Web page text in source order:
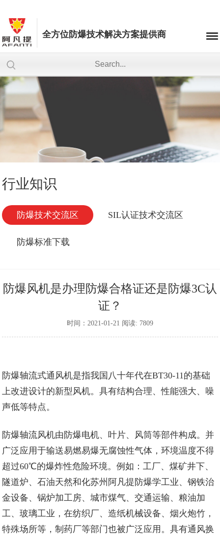
全方位防爆技术解决方案提供商
行业知识
防爆技术交流区 SIL认证技术交流区
防爆标准下载
防爆风机是办理防爆合格证还是防爆3C认
证？
时间：2021-01-21 阅读: 7809
防爆轴流式通风机是指我国八十年代在BT30-11的基础
上改进设计的新型风机。具有结构合理、性能强大、噪
声低等特点。
防爆轴流风机由防爆电机、叶片、风筒等部件构成。并
广泛应用于输送易燃易爆无腐蚀性气体，环境温度不得
超过60℃的爆炸性危险环境。例如：工厂、煤矿井下、
隧道炉、石油天然和化苏州阿凡提防爆学工业、钢铁治
金设备、锅炉加工房、城市煤气、交通运输、粮油加
工、玻璃工业，在纺织厂、造纸机械设备、烟火炮竹，
特殊场所等，制药厂等部门也被广泛应用。具有通风换